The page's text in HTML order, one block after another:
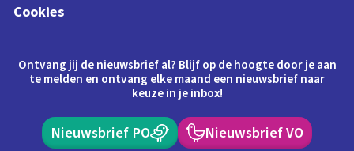
Cookies
Ontvang jij de nieuwsbrief al? Blijf op de hoogte door je aan
te melden en ontvang elke maand een nieuwsbrief naar
keuze in je inbox!
Nieuwsbrief PO Nieuwsbrief VO